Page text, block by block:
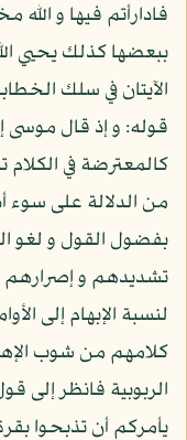
فادارأتم فيها و
ببعضها كذلك يحيي
الآيتان في سلك
قوله: و إذ قال موسى
كالمعترضة في الكلام
من الدلالة على سوء
بفضول القول و لغو
تشديدهم و إصرارهم
لنسبة الإبهام إلى
كلامهم من شوب
الربوبية فانظر إلى
يأمركم أن تذبحوا